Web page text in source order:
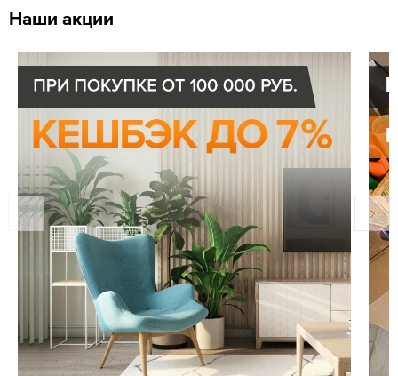
Наши акции